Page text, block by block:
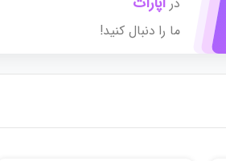
ما را دنبال کنید!